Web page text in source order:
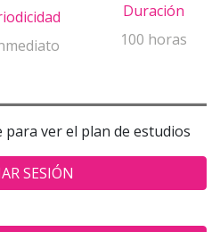
Duración
100 horas
para ver el plan de estudios
SESIÓN